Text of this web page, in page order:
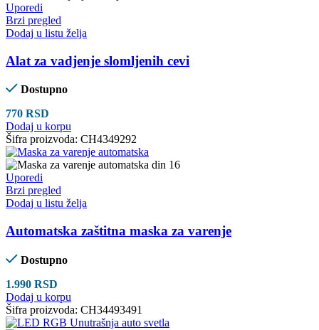
Uporedi
Brzi pregled
Dodaj u listu želja
Alat za vadjenje slomljenih cevi
Dostupno
770 RSD
Dodaj u korpu
Šifra proizvoda: CH4349292
Uporedi
Brzi pregled
Dodaj u listu želja
Automatska zaštitna maska za varenje
Dostupno
1.990 RSD
Dodaj u korpu
Šifra proizvoda: CH34493491